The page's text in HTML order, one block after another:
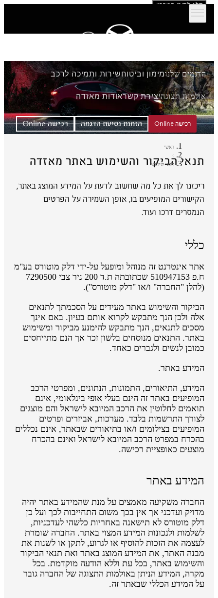
דלג לתוכן המרכזי
הדגמים שלנומימון וביטוחשירות ותמיכה לרכב
אולמות תצוגהיצירת קשראודות מאזדה
רכישה Online הזמנת נסיעת הדגמה רכישה Online
ראשי
תנאי שימוש
תנאי הביקור והשימוש באתר מאזדה
ריכזנו לך את כל מה שחשוב לדעת על המידע המוצג באתר,
הקישורים המופיעים בו, אופן השמירה על הפרטים
הנמסרים דרכו ועוד.
כללי
אתר אינטרנט זה מנוהל ומופעל על-ידי דלק מוטורס בע"מ
ח.פ 510947153 שכתובתה ת.ד 200 ניר צבי 7290500
(להלן "החברה" ו/או "דלק מוטורס").
הביקור והשימוש באתר מעידים על הסכמתך לתנאים
אלה ולכן הנך מתבקש לקרוא אותם בעיון. באם אינך
מסכים לתנאים, הנך מתבקש להימנע מביקור ומשימוש
באתר. התנאים מנוסחים בלשון זכר אך הנם מתייחסים
כמובן לנשים ולגברים כאחד.
המידע באתר.
המידע, התיאורים, התמונות, הנתונים, ומפרטי הרכב
המופיעים באתר זה הינם בעלי אופי בינלאומי, אינם
תואמים לחלוטין את הרכב המיובא לישראל והם מוצגים
לצורך התרשמות בלבד. מערכות, אביזרים ופרטים
המופיעים בצילומים ו/או בתיאורים שבאתר, אינם נכללים
בהכרח במפרט הרכב המיובא לישראל ואינם בהכרח
מוצעים כאופציית רכישה.
המידע באתר
החברה משקיעה מאמצים על מנת שהמידע באתר יהיה
מדויק ועדכני אך אין בכך משום התחייבות לכך ועל כן
דלק מוטורס לא תישאנה באחריות כלשהי לעדכניות,
לשלמות ולנכונות המידע המצוי באתר. החברה שומרת
לעצמה את הזכות להוסיף או לגרוע, לתקן או לשנות את
מבנה האתר, את המידע המוצג באתר ואת תנאי הביקור
והשימוש באתר, בכל עת וללא הודעה מוקדמת. בכל
מקרה, המידע הניתן באולמות התצוגה של החברה גובר
על המידע הכללי שבאתר זה.